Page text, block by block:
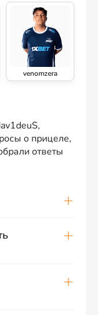
venomzera
о прицеле,
ответы